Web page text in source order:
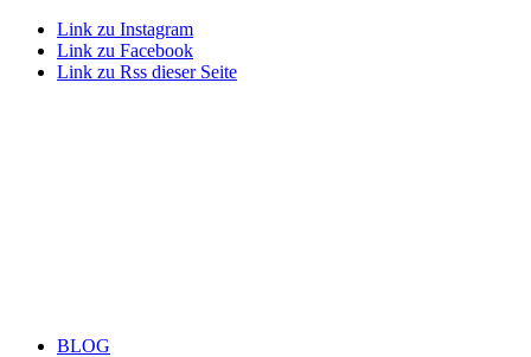
Link zu Instagram
Link zu Facebook
Link zu Rss dieser Seite
BLOG